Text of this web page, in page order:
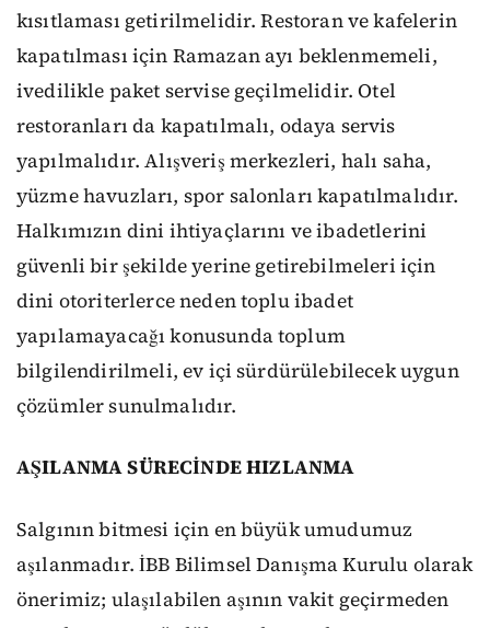
kısıtlaması getirilmelidir. Restoran ve kafelerin
kapatılması için Ramazan ayı beklenmemeli,
ivedilikle paket servise geçilmelidir. Otel
restoranları da kapatılmalı, odaya servis
yapılmalıdır. Alışveriş merkezleri, halı saha,
yüzme havuzları, spor salonları kapatılmalıdır.
Halkımızın dini ihtiyaçlarını ve ibadetlerini
güvenli bir şekilde yerine getirebilmeleri için
dini otoriterlerce neden toplu ibadet
yapılamayacağı konusunda toplum
bilgilendirilmeli, ev içi sürdürülebilecek uygun
çözümler sunulmalıdır.
AŞILANMA SÜRECİNDE HIZLANMA
Salgının bitmesi için en büyük umudumuz
aşılanmadır. İBB Bilimsel Danışma Kurulu olarak
önerimiz; ulaşılabilen aşının vakit geçirmeden